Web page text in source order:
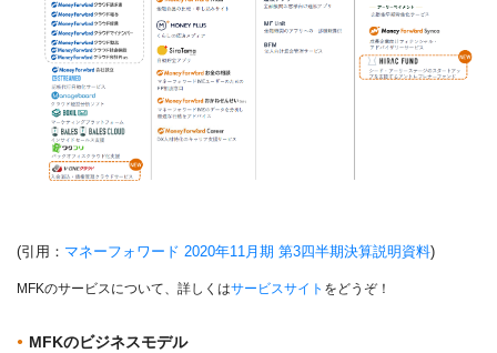
(引用： マネーフォワード 2020年11月期 第3四半期決算説明資料)
MFKのサービスについて、詳しくはサービスサイト をどうぞ！
MFKのビジネスモデル